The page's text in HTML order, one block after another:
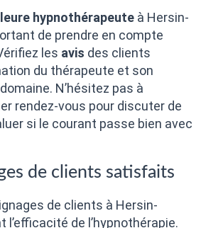
hypnothérapeute à Hersin-
de prendre en compte
les avis des clients
du thérapeute et son
N’hésitez pas à
rendez-vous pour discuter de
si le courant passe bien avec
de clients satisfaits
de clients à Hersin-
l’efficacité de l’hypnothérapie.